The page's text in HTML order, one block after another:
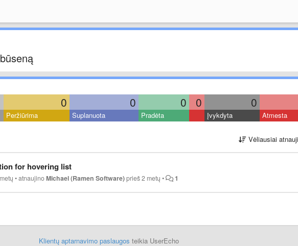
0 0 0 0 0
Peržiūrima Suplanuota Pradėta Įvykdyta Atmesta
Vėliausiai
for hovering list
•atnaujinoMichael (Ramen Software)prieš 2 metų• 1
Klientų aptarnavimo paslaugos teikia UserEcho